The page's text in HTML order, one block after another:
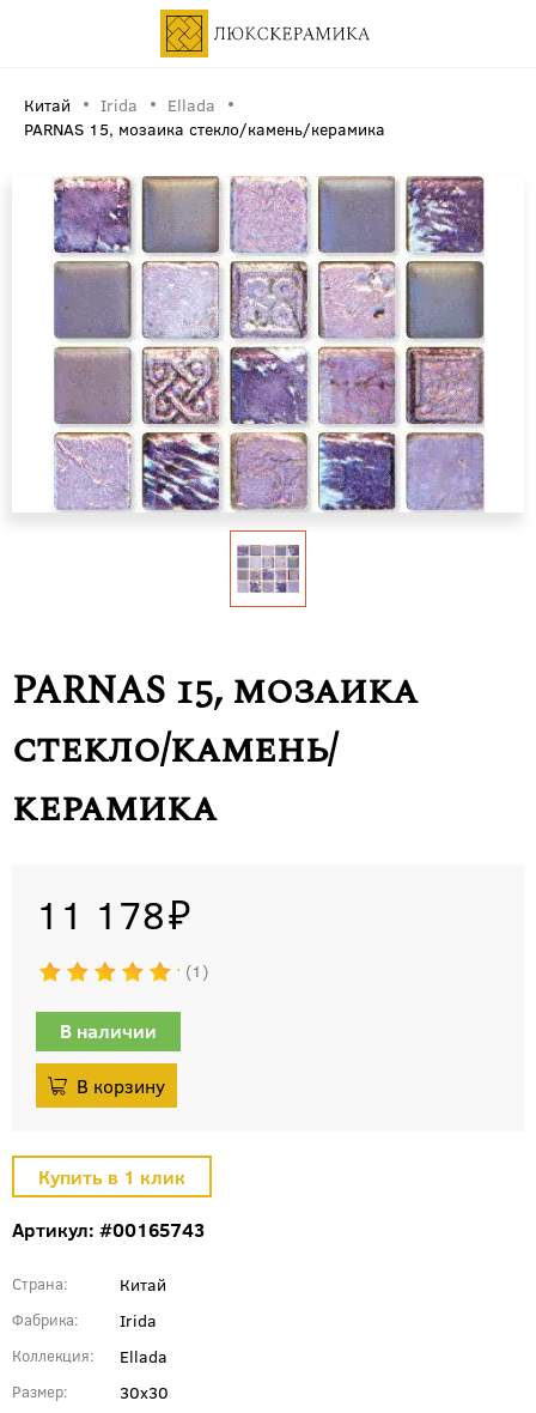
Китай Irida
Ellada
PARNAS 15, мозаика стекло/камень/керамика
PARNAS 15, мозаика
стекло/камень/
керамика
11 178
1
В наличии
Артикул: #00165743
Страна Китай
Фабрика Irida
Коллекция Ellada
Размер 30x30